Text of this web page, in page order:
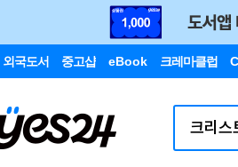
외국도서 중고샵 eBook 크레마클럽